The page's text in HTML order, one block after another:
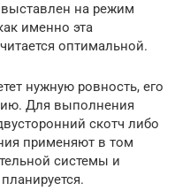
на режим
именно эта
оптимальной.
нужную ровность, его
Для выполнения
скотч либо
применяют в том
системы и